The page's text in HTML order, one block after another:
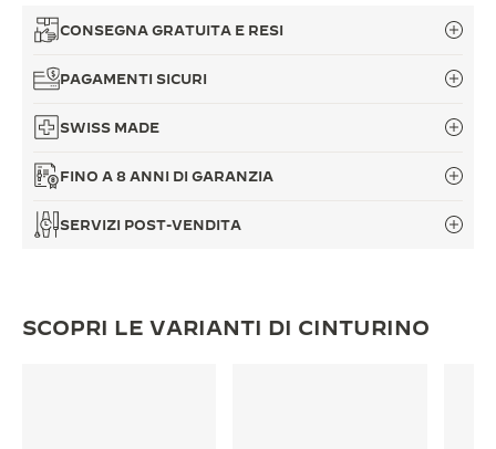
CONSEGNA GRATUITA E RESI
PAGAMENTI SICURI
SWISS MADE
FINO A 8 ANNI DI GARANZIA
SERVIZI POST-VENDITA
SCOPRI LE VARIANTI DI CINTURINO